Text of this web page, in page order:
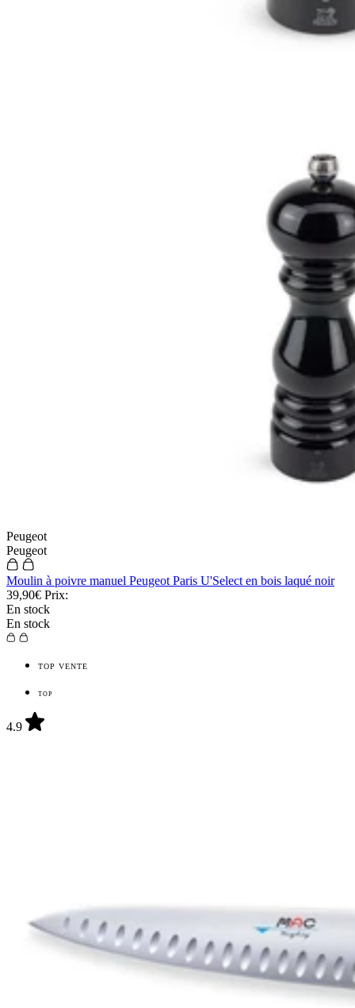
Peugeot
Peugeot
Moulin à poivre manuel Peugeot Paris U'Select en bois laqué noir
39,90€ Prix:
En stock
En stock
TOP VENTE
TOP
4.9